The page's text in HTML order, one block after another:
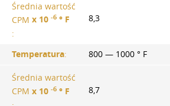
Średnia wartość
CPM х 10 -6 ° F
:
8,3
Temperatura: 800 — 1000 ° F
Średnia wartość
CPM х 10 -6 ° F
8,7